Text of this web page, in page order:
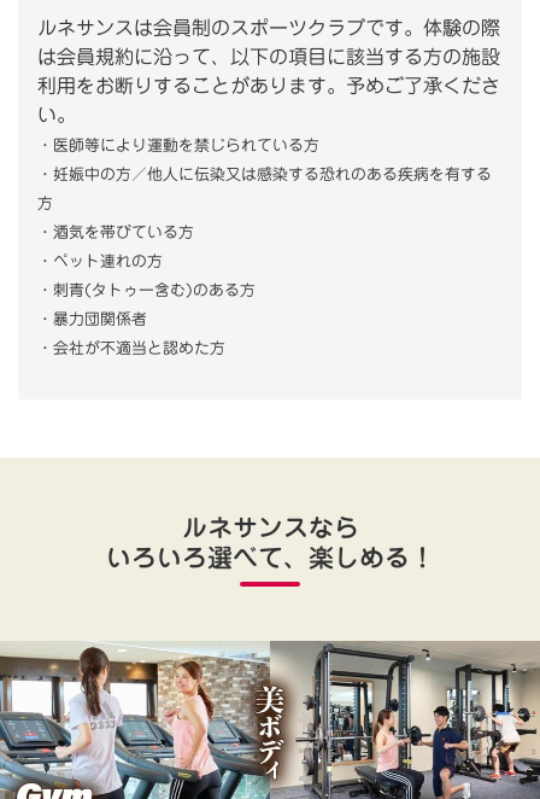
ルネサンスは会員制のスポーツクラブです。体験の際
は会員規約に沿って、以下の項目に該当する方の施設
利用をお断りすることがあります。予めご了承くださ
い。
・医師等により運動を禁じられている方
・妊娠中の方／他人に伝染又は感染する恐れのある疾病を有する
方
・酒気を帯びている方
・ペット連れの方
・刺青(タトゥー含む)のある方
・暴力団関係者
・会社が不適当と認めた方
ルネサンスなら
いろいろ選べて、楽しめる！